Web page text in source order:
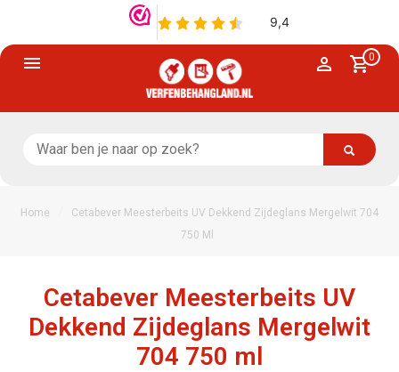
0
Home
Cetabever Meesterbeits UV Dekkend Zijdeglans Mergelwit 704
750 Ml
Cetabever Meesterbeits UV
Dekkend Zijdeglans Mergelwit
704 750 ml